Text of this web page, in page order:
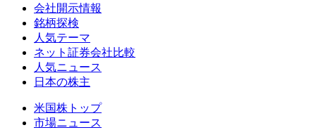
会社開示情報
銘柄探検
人気テーマ
ネット証券会社比較
人気ニュース
日本の株主
米国株トップ
市場ニュース